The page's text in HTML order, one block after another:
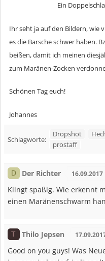
Ein
Ihr seht ja auf den Bildern, wie
es die Barsche schwer haben.
beißen, damit ich meinen
zum Maränen-Zocken
Schönen Tag euch!
Johannes
Schlagworte:
Dropshot
prostaff
D Der Richter 16.09.2017
Klingt spaßig. Wie erkennt
einen Maränenschwarm
T Thilo Jepsen
Good on you guys! Was